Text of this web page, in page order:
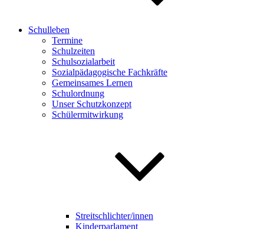
Schulleben
Termine
Schulzeiten
Schulsozialarbeit
Sozialpädagogische Fachkräfte
Gemeinsames Lernen
Schulordnung
Unser Schutzkonzept
Schülermitwirkung
Streitschlichter/innen
Kinderparlament